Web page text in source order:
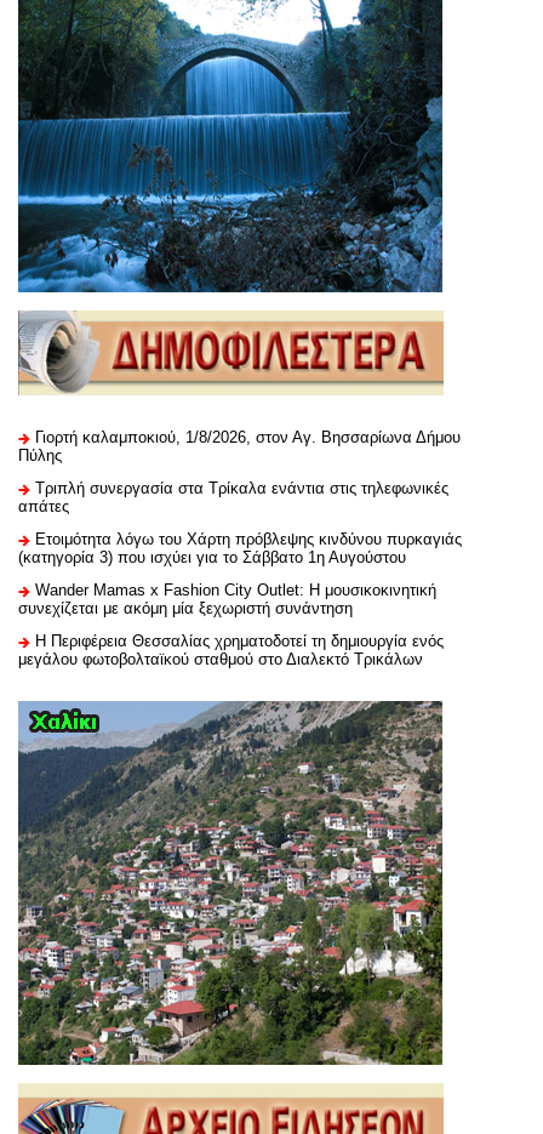
Γιορτή καλαμποκιού, 1/8/2026, στον Αγ. Βησσαρίωνα Δήμου
Πύλης
Τριπλή συνεργασία στα Τρίκαλα ενάντια στις τηλεφωνικές
απάτες
Ετοιμότητα λόγω του Χάρτη πρόβλεψης κινδύνου πυρκαγιάς
(κατηγορία 3) που ισχύει για το Σάββατο 1η Αυγούστου
Wander Mamas x Fashion City Outlet: Η μουσικοκινητική
συνεχίζεται με ακόμη μία ξεχωριστή συνάντηση
H Περιφέρεια Θεσσαλίας χρηματοδοτεί τη δημιουργία ενός
μεγάλου φωτοβολταϊκού σταθμού στο Διαλεκτό Τρικάλων